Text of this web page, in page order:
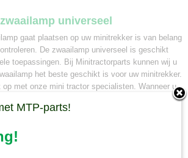
universeel
gaat plaatsen op uw minitrekker is van belang
De zwaailamp universeel is geschikt
toepassingen. Bij Minitractorparts kunnen wij u
het beste geschikt is voor uw minitrekker.
op met onze mini tractor specialisten. Wanneer u
voor 12.00 uur, en deze is op voorraad,
verzonden. Naast pakketbezorging kunt u ook
afhalen van minitractor onderdelen van 8.30 tot
eerst een afspraak via whatsapp 0630381824
MTP-parts!